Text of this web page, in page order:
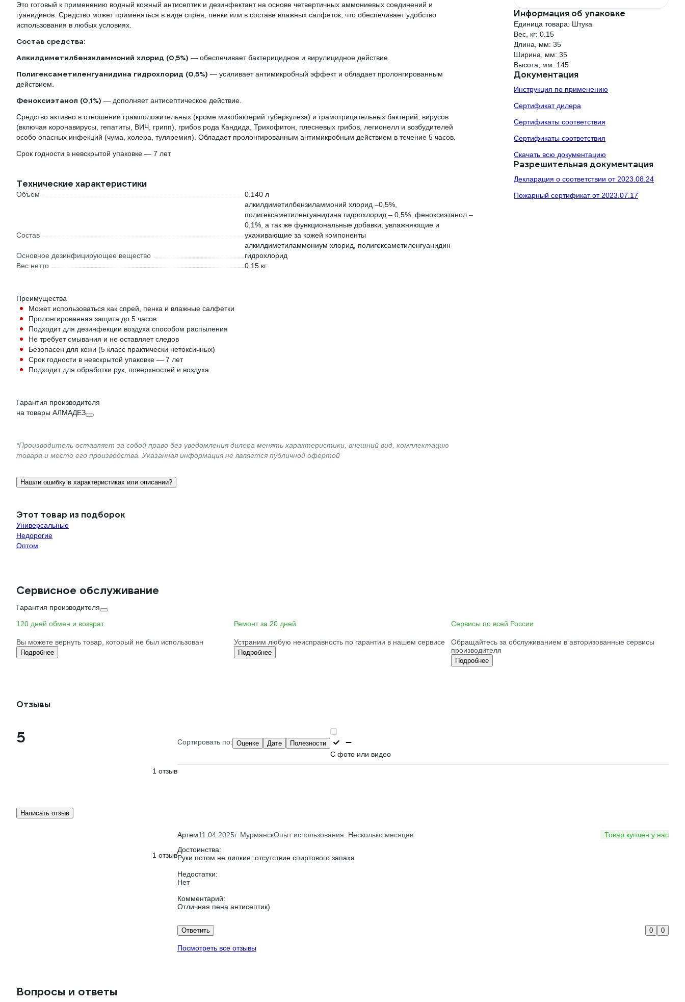
Это готовый к применению водный кожный антисептик и дезинфектант на основе четвертичных аммониевых соединений и
гуанидинов. Средство может применяться в виде спрея, пенки или в составе влажных салфеток, что обеспечивает удобство
использования в любых условиях.
Состав средства:
Алкилдиметилбензиламмоний хлорид (0,5%) — обеспечивает бактерицидное и вирулицидное действие.
Полигексаметиленгуанидина гидрохлорид (0,5%) — усиливает антимикробный эффект и обладает пролонгированным
действием.
Феноксиэтанол (0,1%) — дополняет антисептическое действие.
Средство активно в отношении грамположительных (кроме микобактерий туберкулеза) и грамотрицательных бактерий, вирусов
(включая коронавирусы, гепатиты, ВИЧ, грипп), грибов рода Кандида, Трихофитон, плесневых грибов, легионелл и возбудителей
особо опасных инфекций (чума, холера, туляремия). Обладает пролонгированным антимикробным действием в течение 5 часов.
Срок годности в невскрытой упаковке — 7 лет
Технические характеристики
Объем 0.140 л
Состав
алкилдиметилбензиламмоний хлорид –0,5%,
полигексаметиленгуанидина гидрохлорид – 0,5%, феноксиэтанол –
0,1%, а так же функциональные добавки, увлажняющие и
ухаживающие за кожей компоненты
Основное дезинфицирующее вещество
алкилдиметиламмониум хлорид, полигексаметиленгуанидин
гидрохлорид
Вес нетто
0.15 кг
Преимущества
Может использоваться как спрей, пенка и влажные салфетки
Пролонгированная защита до 5 часов
Подходит для дезинфекции воздуха способом распыления
Не требует смывания и не оставляет следов
Безопасен для кожи (5 класс практически нетоксичных)
Срок годности в невскрытой упаковке — 7 лет
Подходит для обработки рук, поверхностей и воздуха
Гарантия производителя
на товары АЛМАДЕЗ
*Производитель оставляет за собой право без уведомления дилера менять характеристики, внешний вид, комплектацию
товара и место его производства. Указанная информация не является публичной офертой
Нашли ошибку в характеристиках или описании?
Информация об упаковке
Единица товара: Штука
Вес, кг: 0.15
Длина, мм: 35
Ширина, мм: 35
Высота, мм: 145
Документация
Инструкция по применению
Сертификат дилера
Сертификаты соответствия
Сертификаты соответствия
Скачать всю документацию
Разрешительная документация
Декларация о соответствии от 2023.08.24
Пожарный сертификат от 2023.07.17
Этот товар из подборок
Универсальные
Недорогие
Оптом
Сервисное обслуживание
Гарантия производителя
120 дней обмен и возврат
Вы можете вернуть товар, который не был использован
Подробнее
Ремонт за 20 дней
Устраним любую неисправность по гарантии в нашем сервисе
Подробнее
Сервисы по всей России
Обращайтесь за обслуживанием в авторизованные сервисы
производителя
Подробнее
Отзывы
5
1 отзыв
Написать отзыв
1 отзыв
Сортировать по: Оценке Дате Полезности
С фото или видео
Артем11.04.2025г. МурманскОпыт использования: Несколько месяцев
Товар куплен у нас
Достоинства:
Руки потом не липкие, отсутствие спиртового запаха
Недостатки:
Нет
Комментарий:
Отличная пена антисептик)
Ответить 0 0
Посмотреть все отзывы
Вопросы и ответы